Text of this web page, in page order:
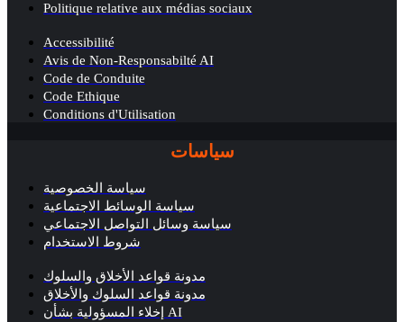
Politique relative aux médias sociaux
Accessibilité
Avis de Non-Responsabilté AI
Code de Conduite
Code Ethique
Conditions d'Utilisation
سياسات
سياسة الخصوصية
سياسة الوسائط الاجتماعية
سياسة وسائل التواصل الاجتماعي
شروط الاستخدام
مدونة قواعد الأخلاق والسلوك
مدونة قواعد السلوك والأخلاق
إخلاء المسؤولية بشأن AI